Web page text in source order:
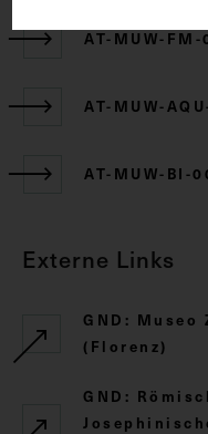
AT-MUW-
AT-MUW-
AT-MUW-BI-
Externe Links
GND: Museo
(Florenz)
GND: